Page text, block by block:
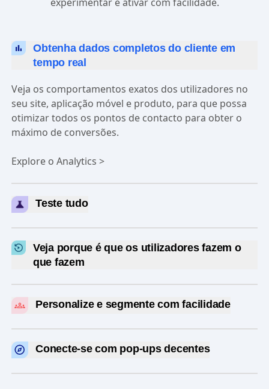
Obtenha dados completos do cliente em
tempo real
Veja os comportamentos exatos dos utilizadores no
seu site, aplicação móvel e produto, para que possa
otimizar todos os pontos de contacto para obter o
máximo de conversões.
Explore o Analytics >
Teste tudo
baseada em dados. Diga adeus às suposições.
Veja porque é que os utilizadores fazem o
que fazem
afundem o seu funil.
Visualizar o Replay de sessão >
Personalize e segmente com facilidade
alimentar campanhas de marketing personalizadas e
Conecte-se com pop-ups decentes